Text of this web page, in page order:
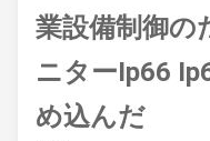
業設備制御の
ニターIp66
め込んだ